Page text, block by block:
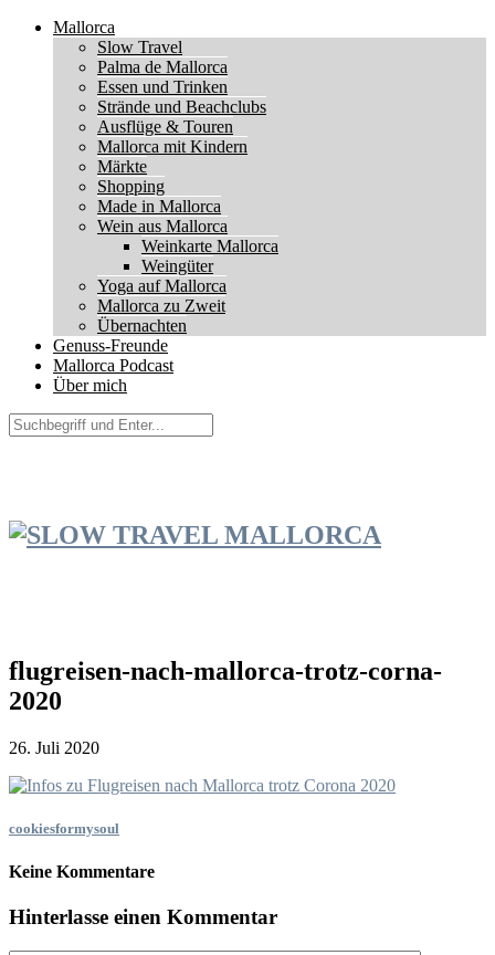
Mallorca
Slow Travel
Palma de Mallorca
Essen und Trinken
Strände und Beachclubs
Ausflüge & Touren
Mallorca mit Kindern
Märkte
Shopping
Made in Mallorca
Wein aus Mallorca
Weinkarte Mallorca
Weingüter
Yoga auf Mallorca
Mallorca zu Zweit
Übernachten
Genuss-Freunde
Mallorca Podcast
Über mich
flugreisen-nach-mallorca-trotz-corna-
2020
26. Juli 2020
cookiesformysoul
Keine Kommentare
Hinterlasse einen Kommentar